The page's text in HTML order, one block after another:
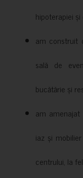
hipoterapiei
am construit
sală de
bucătărie și
am amenajat
iaz și
centrului, la